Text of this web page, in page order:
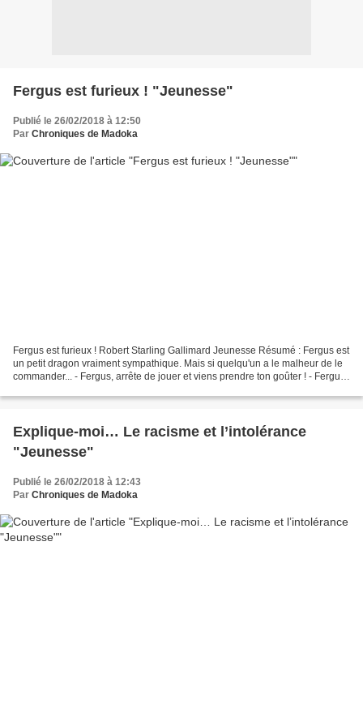
Fergus est furieux ! "Jeunesse"
Publié le 26/02/2018 à 12:50
Par Chroniques de Madoka
Fergus est furieux ! Robert Starling Gallimard Jeunesse Résumé : Fergus est
un petit dragon vraiment sympathique. Mais si quelqu'un a le malheur de le
commander... - Fergus, arrête de jouer et viens prendre ton goûter ! - Fergus,
Explique-moi… Le racisme et l’intolérance
"Jeunesse"
Publié le 26/02/2018 à 12:43
Par Chroniques de Madoka